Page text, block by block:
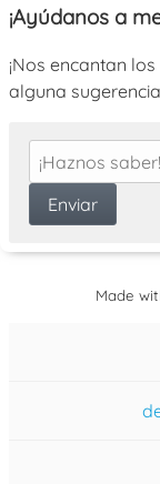
¡Ayúdanos a
¡Nos encantan
alguna
Made